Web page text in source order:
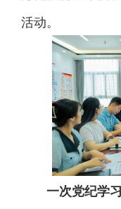
活动。
一次党纪学习